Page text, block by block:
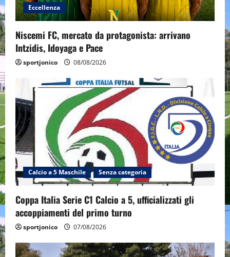
Eccellenza
Niscemi FC, mercato da protagonista: arrivano
Intzidis, Idoyaga e Pace
sportjonico 08/08/2026
Calcio a 5 Maschile Senza categoria
Coppa Italia Serie C1 Calcio a 5, ufficializzati gli
accoppiamenti del primo turno
sportjonico 07/08/2026